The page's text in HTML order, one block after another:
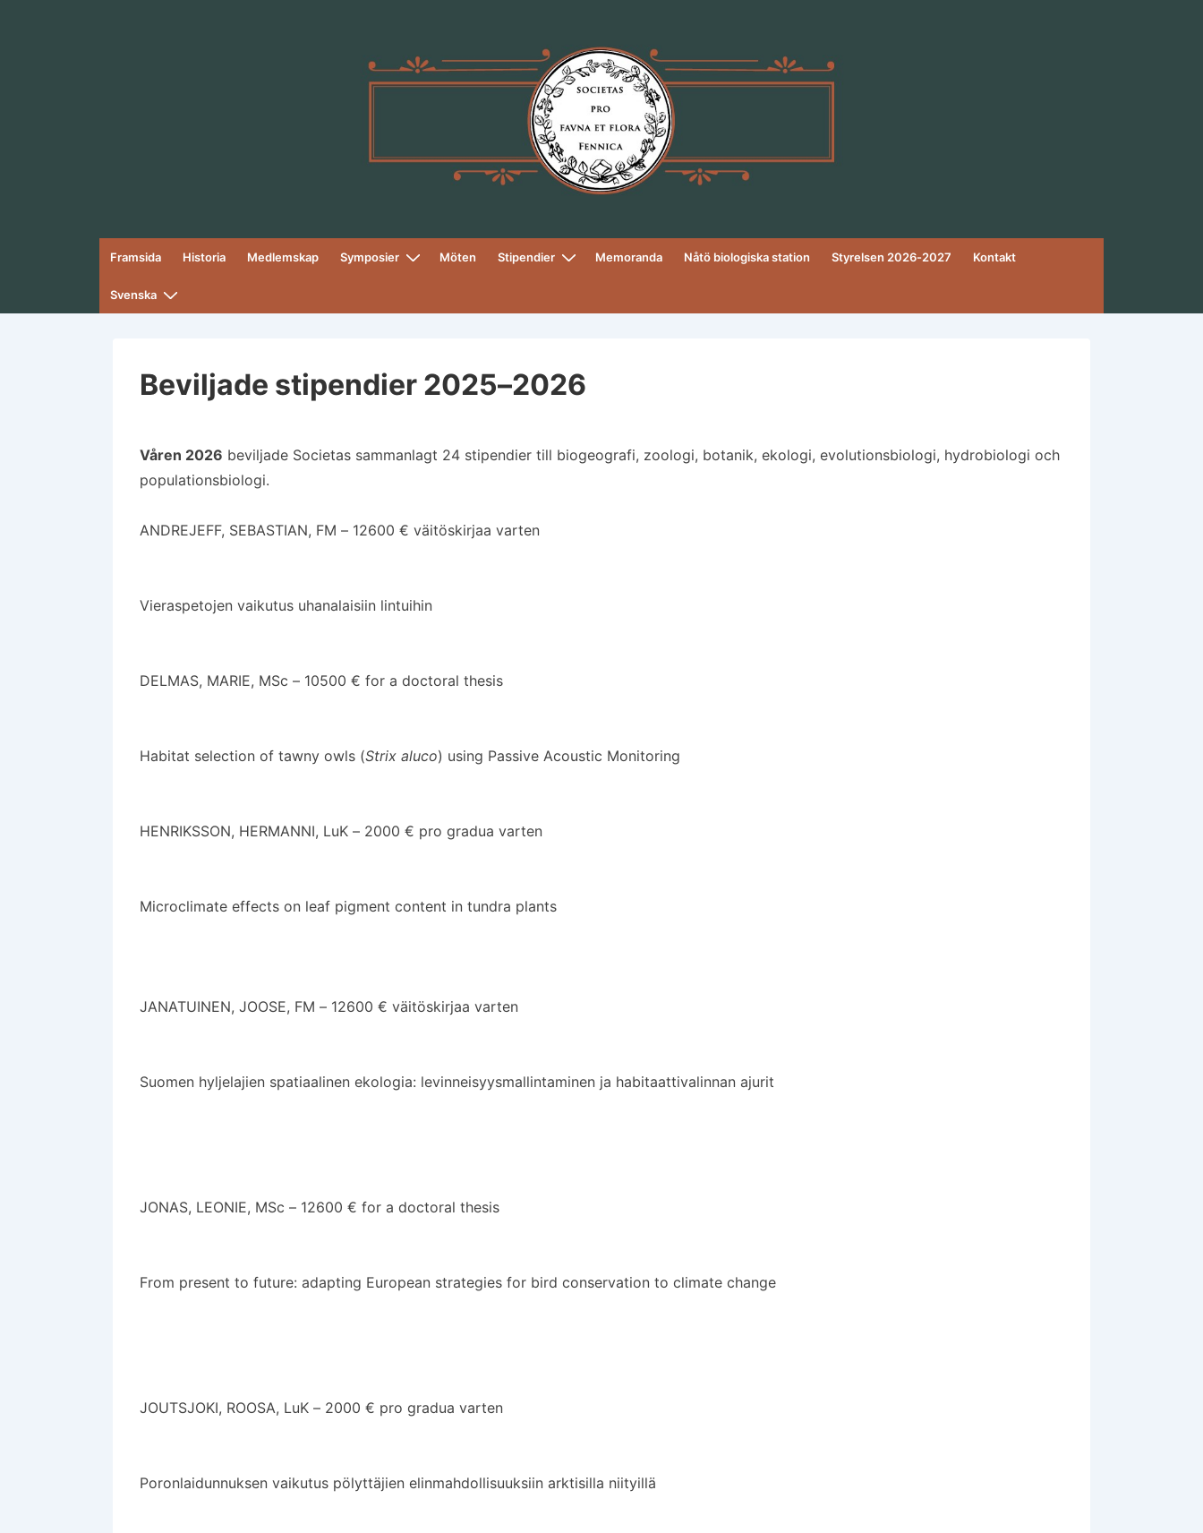
Huvudnavigation
Framsida Historia Medlemskap Symposier Möten Stipendier Memoranda Nåtö biologiska station Styrelsen 2026-2027 Kontakt
Svenska
Beviljade stipendier 2025–2026
Våren 2026 beviljade Societas sammanlagt 24 stipendier till biogeografi, zoologi, botanik, ekologi, evolutionsbiologi, hydrobiologi och
populationsbiologi.
ANDREJEFF, SEBASTIAN, FM – 12600 € väitöskirjaa varten
Vieraspetojen vaikutus uhanalaisiin lintuihin
DELMAS, MARIE, MSc – 10500 € for a doctoral thesis
Habitat selection of tawny owls (Strix aluco) using Passive Acoustic Monitoring
HENRIKSSON, HERMANNI, LuK – 2000 € pro gradua varten
Microclimate effects on leaf pigment content in tundra plants
JANATUINEN, JOOSE, FM – 12600 € väitöskirjaa varten
Suomen hyljelajien spatiaalinen ekologia: levinneisyysmallintaminen ja habitaattivalinnan ajurit
JONAS, LEONIE, MSc – 12600 € for a doctoral thesis
From present to future: adapting European strategies for bird conservation to climate change
JOUTSJOKI, ROOSA, LuK – 2000 € pro gradua varten
Poronlaidunnuksen vaikutus pölyttäjien elinmahdollisuuksiin arktisilla niityillä